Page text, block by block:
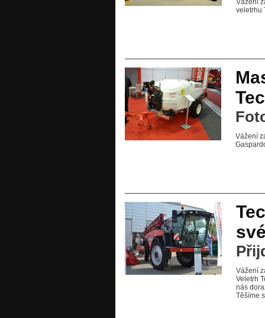
Vážení
veletrhu
Vážení
Vážení
Veletrh
nás
Těšíme